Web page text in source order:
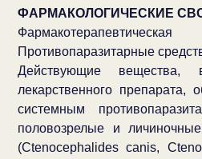
ФАРМАКОЛОГИЧЕСКИЕ
Противопаразитарные
Действующие вещества,
лекарственного препарата,
системным
половозрелые и
(Ctenocephalides canis,